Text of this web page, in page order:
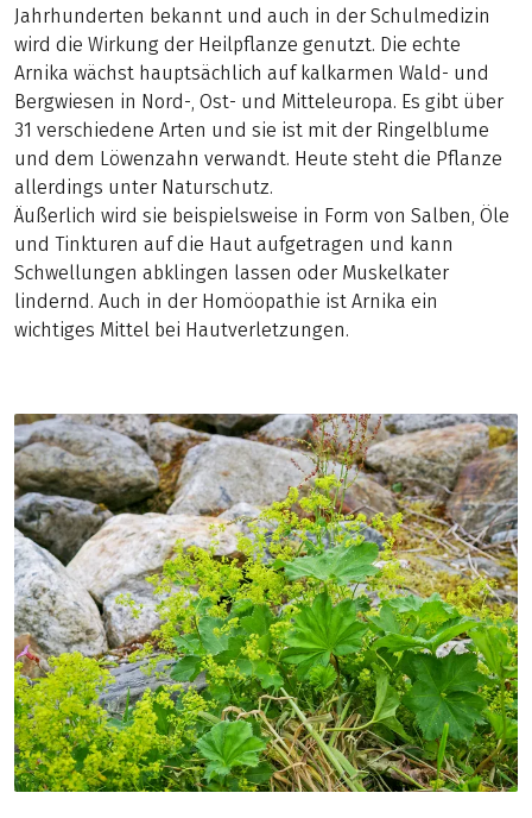
Jahrhunderten bekannt und auch in der Schulmedizin
wird die Wirkung der Heilpflanze genutzt. Die echte
Arnika wächst hauptsächlich auf kalkarmen Wald- und
Bergwiesen in Nord-, Ost- und Mitteleuropa. Es gibt über
31 verschiedene Arten und sie ist mit der Ringelblume
und dem Löwenzahn verwandt. Heute steht die Pflanze
allerdings unter Naturschutz.
Äußerlich wird sie beispielsweise in Form von Salben, Öle
und Tinkturen auf die Haut aufgetragen und kann
Schwellungen abklingen lassen oder Muskelkater
lindernd. Auch in der Homöopathie ist Arnika ein
wichtiges Mittel bei Hautverletzungen.